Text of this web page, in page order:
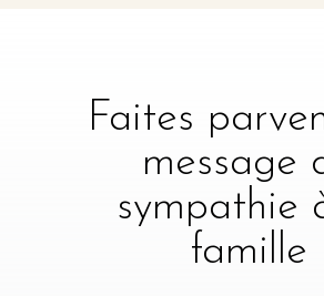
Faites
message
sympathie
famille